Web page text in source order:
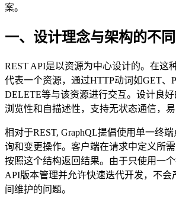
案。
一、设计理念与架构的不同
REST API是以资源为中心设计的。在这
代表一个资源，通过HTTP动词如GET、
DELETE等与该资源进行交互。设计良
浏览性和自描述性，支持无状态通信，易
相对于REST, GraphQL提倡使用单一终
询和变更操作。客户端在请求中定义所
按照这个结构返回结果。由于只使用一
API版本管理并允许快速迭代开发，不会
间维护的问题。